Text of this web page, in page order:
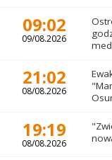
09:02
09/08.2026
21:02
08/08.2026
19:19
08/08.2026